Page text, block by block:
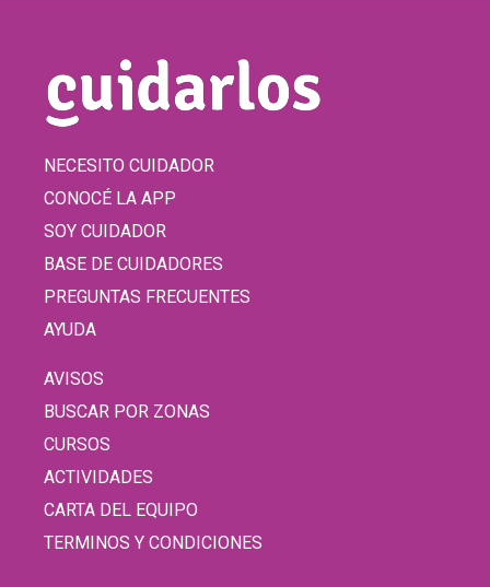
NECESITO CUIDADOR
CONOCÉ LA APP
SOY CUIDADOR
BASE DE CUIDADORES
PREGUNTAS FRECUENTES
AYUDA
AVISOS
BUSCAR POR ZONAS
CURSOS
ACTIVIDADES
CARTA DEL EQUIPO
TERMINOS Y CONDICIONES